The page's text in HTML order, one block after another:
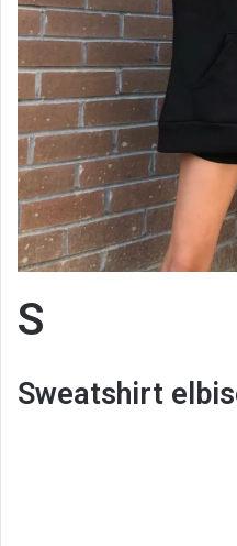
S
Sweatshirt